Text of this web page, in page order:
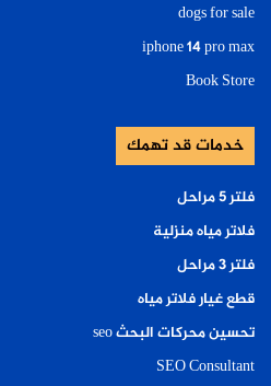
dogs for sale
iphone 14 pro max
Book Store
خدمات قد تهمك
فلتر ٥ مراحل
فلاتر مياه منزلية
فلتر ٣ مراحل
قطع غيار فلاتر مياه
تحسين محركات البحث seo
SEO Consultant